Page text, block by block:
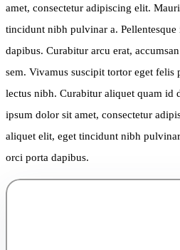
amet, consectetur adipiscing elit.
tincidunt nibh pulvinar a.
dapibus. Curabitur arcu erat,
sem. Vivamus suscipit tortor eget
lectus nibh. Curabitur aliquet quam id
ipsum dolor sit amet, consectetur
aliquet elit, eget tincidunt nibh
orci porta dapibus.